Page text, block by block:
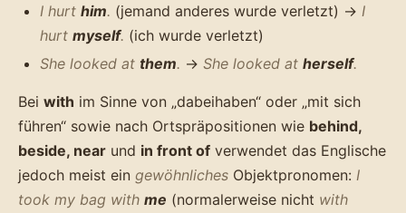
I hurt him. (jemand anderes wurde verletzt) → I
hurt myself. (ich wurde verletzt)
She looked at them. → She looked at herself.
Bei with im Sinne von „dabeihaben“ oder „mit sich
führen“ sowie nach Ortspräpositionen wie behind,
beside, near und in front of verwendet das Englische
jedoch meist ein gewöhnliches Objektpronomen: I
took my bag with me (normalerweise nicht with